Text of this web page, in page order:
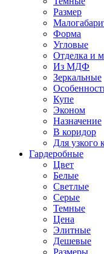
Размер
Форма
Угловые
Отделка и
Из МДФ
Зеркальные
Купе
Эконом
Назначение
В коридор
Для узкого
Гардеробные
Цвет
Белые
Светлые
Серые
Темные
Цена
Элитные
Дешевые
Размеры